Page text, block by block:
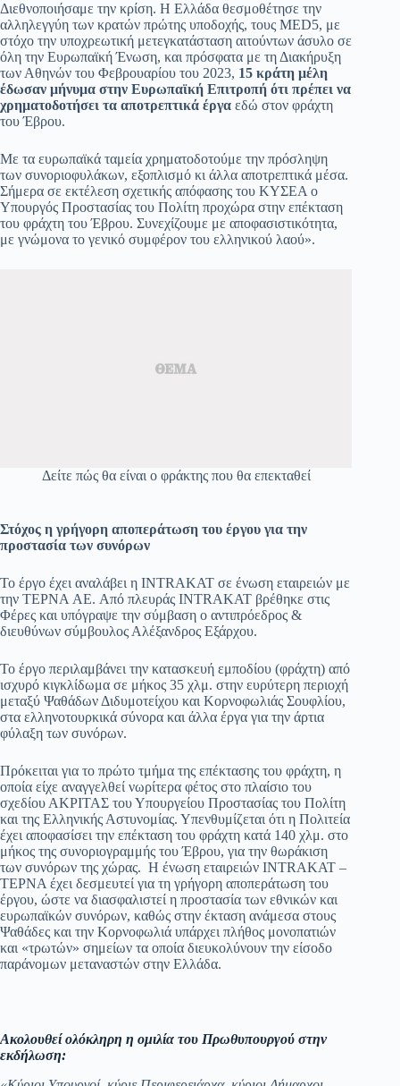
Διεθνοποιήσαμε την κρίση. Η Ελλάδα θεσμοθέτησε την
αλληλεγγύη των κρατών πρώτης υποδοχής, τους MED5, με
στόχο την υποχρεωτική μετεγκατάσταση αιτούντων άσυλο σε
όλη την Ευρωπαϊκή Ένωση, και πρόσφατα με τη Διακήρυξη
των Αθηνών του Φεβρουαρίου του 2023, 15 κράτη μέλη
έδωσαν μήνυμα στην Ευρωπαϊκή Επιτροπή ότι πρέπει να
χρηματοδοτήσει τα αποτρεπτικά έργα εδώ στον φράχτη
του Έβρου.
Με τα ευρωπαϊκά ταμεία χρηματοδοτούμε την πρόσληψη
των συνοριοφυλάκων, εξοπλισμό κι άλλα αποτρεπτικά μέσα.
Σήμερα σε εκτέλεση σχετικής απόφασης του ΚΥΣΕΑ ο
Υπουργός Προστασίας του Πολίτη προχώρα στην επέκταση
του φράχτη του Έβρου. Συνεχίζουμε με αποφασιστικότητα,
με γνώμονα το γενικό συμφέρον του ελληνικού λαού».
Δείτε πώς θα είναι ο φράκτης που θα επεκταθεί
Στόχος η γρήγορη αποπεράτωση του έργου για την
προστασία των συνόρων
Το έργο έχει αναλάβει η INTRAKAT σε ένωση εταιρειών με
την ΤΕΡΝΑ AE. Από πλευράς INTRAKAT βρέθηκε στις
Φέρες και υπόγραψε την σύμβαση ο αντιπρόεδρος &
διευθύνων σύμβουλος Αλέξανδρος Εξάρχου.
Το έργο περιλαμβάνει την κατασκευή εμποδίου (φράχτη) από
ισχυρό κιγκλίδωμα σε μήκος 35 χλμ. στην ευρύτερη περιοχή
μεταξύ Ψαθάδων Διδυμοτείχου και Κορνοφωλιάς Σουφλίου,
στα ελληνοτουρκικά σύνορα και άλλα έργα για την άρτια
φύλαξη των συνόρων.
Πρόκειται για το πρώτο τμήμα της επέκτασης του φράχτη, η
οποία είχε αναγγελθεί νωρίτερα φέτος στο πλαίσιο του
σχεδίου ΑΚΡΙΤΑΣ του Υπουργείου Προστασίας του Πολίτη
και της Ελληνικής Αστυνομίας. Υπενθυμίζεται ότι η Πολιτεία
έχει αποφασίσει την επέκταση του φράχτη κατά 140 χλμ. στο
μήκος της συνοριογραμμής του Έβρου, για την θωράκιση
των συνόρων της χώρας. Η ένωση εταιρειών INTRAKAT –
ΤΕΡΝΑ έχει δεσμευτεί για τη γρήγορη αποπεράτωση του
έργου, ώστε να διασφαλιστεί η προστασία των εθνικών και
ευρωπαϊκών συνόρων, καθώς στην έκταση ανάμεσα στους
Ψαθάδες και την Κορνοφωλιά υπάρχει πλήθος μονοπατιών
και «τρωτών» σημείων τα οποία διευκολύνουν την είσοδο
παράνομων μεταναστών στην Ελλάδα.
Ακολουθεί ολόκληρη η ομιλία του Πρωθυπουργού στην
εκδήλωση: